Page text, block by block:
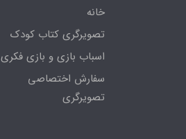
خانه
تصویرگری کتاب کودک
اسباب بازی و بازی فکری
سفارش اختصاصی
تصویرگری